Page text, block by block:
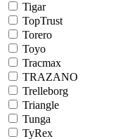
Tigar
TopTrust
Torero
Toyo
Tracmax
TRAZANO
Trelleborg
Triangle
Tunga
TyRex